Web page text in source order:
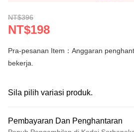
NT$396
NT$198
Pra-pesanan Item：Anggaran
bekerja.
Sila pilih variasi produk.
Pembayaran Dan Penghantaran